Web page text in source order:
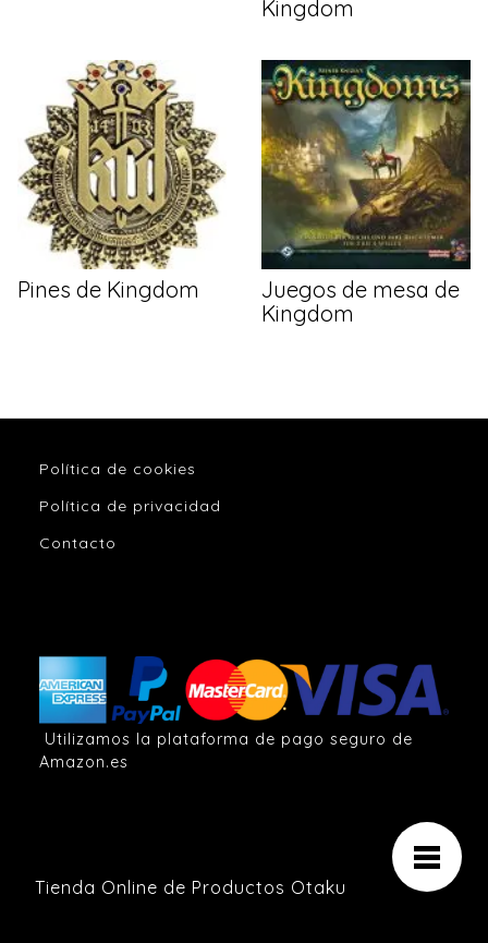
Kingdom
Pines de Kingdom
Juegos de mesa de
Kingdom
Política de cookies
Política de privacidad
Contacto
Utilizamos la plataforma de pago seguro de
Amazon.es
Tienda Online de Productos Otaku